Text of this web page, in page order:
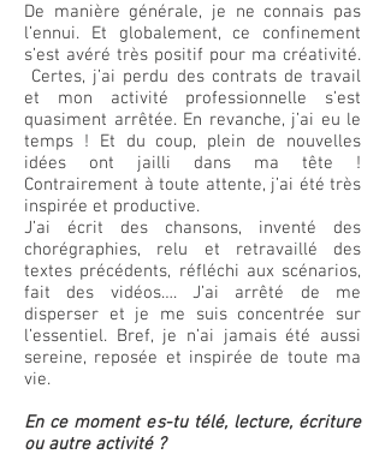
De manière générale, je ne connais pas
l’ennui. Et globalement, ce confinement
s’est avéré très positif pour ma créativité.
Certes, j’ai perdu des contrats de travail
et mon activité professionnelle s’est
quasiment arrêtée. En revanche, j’ai eu le
temps ! Et du coup, plein de nouvelles
idées ont jailli dans ma tête !
Contrairement à toute attente, j’ai été très
inspirée et productive.
J’ai écrit des chansons, inventé des
chorégraphies, relu et retravaillé des
textes précédents, réfléchi aux scénarios,
fait des vidéos…. J’ai arrêté de me
disperser et je me suis concentrée sur
l’essentiel. Bref, je n’ai jamais été aussi
sereine, reposée et inspirée de toute ma
vie.
En ce moment es-tu télé, lecture, écriture
ou autre activité ?